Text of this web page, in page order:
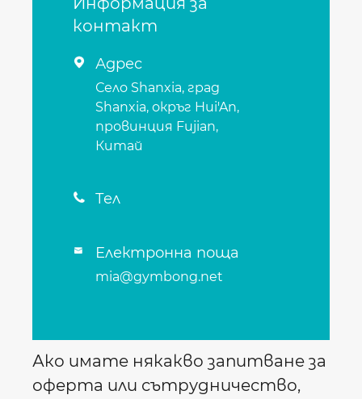
контакт
 Адрес
Село Shanxia, ​​град
Shanxia, ​​окръг Hui'An,
провинция Fujian,
Китай
 Тел
 Електронна поща
mia@gymbong.net
Ако имате някакво запитване за
оферта или сътрудничество,